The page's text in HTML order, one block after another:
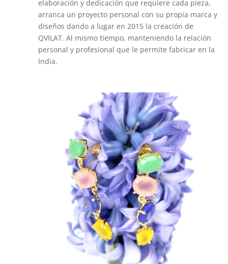
elaboración y dedicación que requiere cada pieza,
arranca un proyecto personal con su propia marca y
diseños dando a lugar en 2015 la creación de
QVILAT. Al mismo tiempo, manteniendo la relación
personal y profesional que le permite fabricar en la
India.